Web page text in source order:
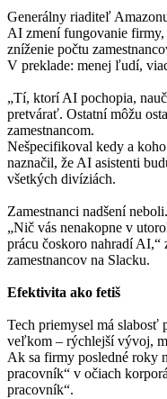
Generálny riaditeľ
AI zmení fungovanie firmy,
zníženie počtu
V preklade: menej ľudí,
„Tí, ktorí AI pochopia,
pretvárať. Ostatní môžu
zamestnancom.
Nešpecifikoval kedy a
naznačil, že AI asistenti
všetkých divíziách.
Zamestnanci nadšení neboli.
„Nič vás nenakopne v
prácu čoskoro nahradí
zamestnancov na Slacku.
Efektivita ako fetiš
Tech priemysel má
veľkom – rýchlejší vývoj,
Ak sa firmy posledné roky
pracovník“ v očiach
pracovník“.